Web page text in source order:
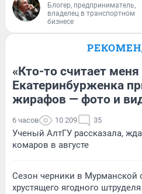
Блогер, предприниматель,
владелец в транспортном
бизнесе
«Кто-то считает
Екатеринбурженка
жирафов — фото и
6 часов 10 209 35
Ученый АлтГУ рассказала,
комаров в августе
Сезон черники в Мурманской
хрустящего ягодного